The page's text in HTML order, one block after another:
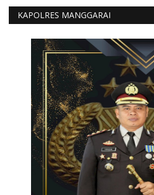
KAPOLRES MANGGARAI